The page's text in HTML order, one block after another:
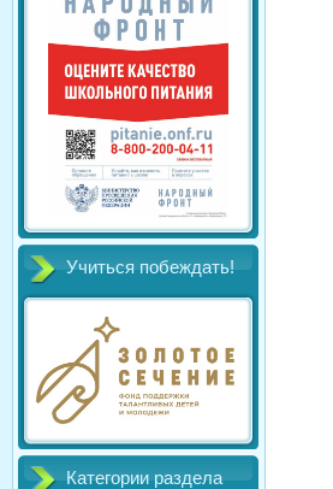
Учиться побеждать!
Категории раздела